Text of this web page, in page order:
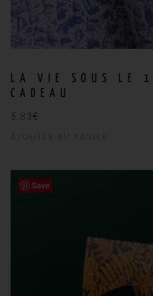
LA VIE SOUS LE
CADEAU
5,83€
AJOUTER AU PANIER
Save